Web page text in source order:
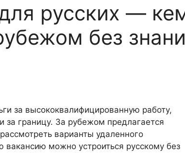
русских —
без
за высококвалифицированную работу,
за границу. За рубежом предлагается
варианты удаленного
можно устроиться русскому без